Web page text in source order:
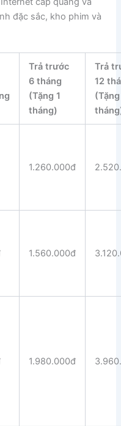
đặc sắc, kho phim và
Trả trước
6 tháng
(Tặng 1
tháng)
Trả
12
1.260.000đ
1.560.000đ
1.980.000đ